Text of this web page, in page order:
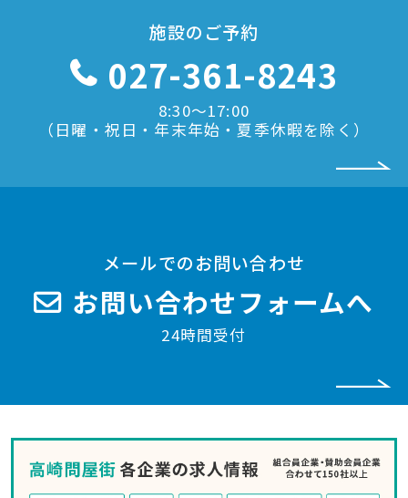
施設のご予約
027-361-8243
8:30〜17:00
（日曜・祝日・年末年始・夏季休暇を除く）
メールでのお問い合わせ
お問い合わせフォームへ
24時間受付